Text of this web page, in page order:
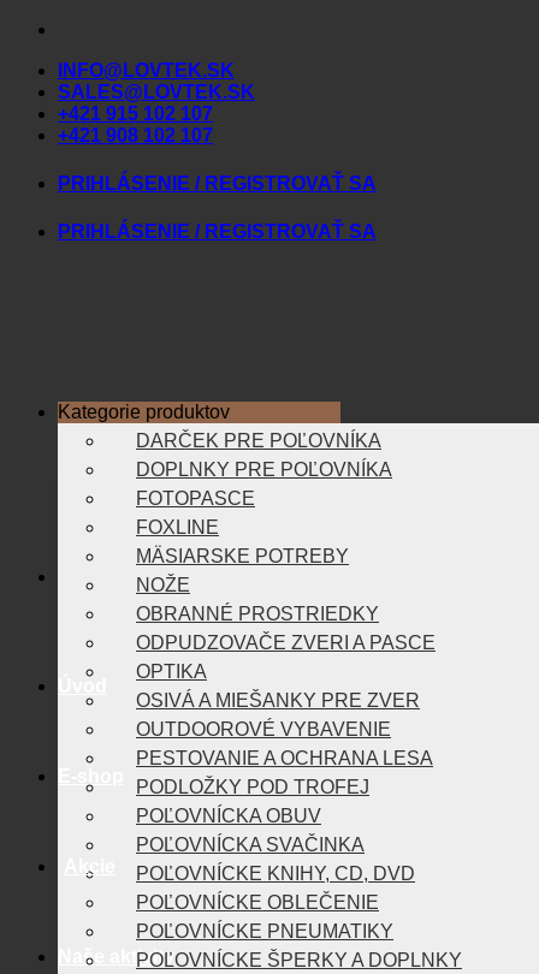
Skip
contentINFO@LOVTEK.SK
SALES@LOVTEK.SK
+421 915 102 107
+421 908 102 107
PRIHLÁSENIE / REGISTROVAŤ SA
PRIHLÁSENIE / REGISTROVAŤ SA
Akcie
Naše aktivity
Kategorie produktov
DARČEK PRE POĽOVNÍKA
DOPLNKY PRE POĽOVNÍKA
FOTOPASCE
FOXLINE
MÄSIARSKE POTREBY
NOŽE
OBRANNÉ PROSTRIEDKY
ODPUDZOVAČE ZVERI A PASCE
OPTIKA
OSIVÁ A MIEŠANKY PRE ZVER
OUTDOOROVÉ VYBAVENIE
PESTOVANIE A OCHRANA LESA
PODLOŽKY POD TROFEJ
POĽOVNÍCKA OBUV
POĽOVNÍCKA SVAČINKA
POĽOVNÍCKE KNIHY, CD, DVD
POĽOVNÍCKE OBLEČENIE
POĽOVNÍCKE PNEUMATIKY
POĽOVNÍCKE ŠPERKY A DOPLNKY